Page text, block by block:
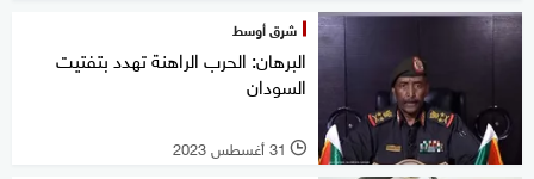
شرق أوسط
البرهان: الحرب الراهنة تهدد بتفتيت
السودان
l 31 أغسطس 2023